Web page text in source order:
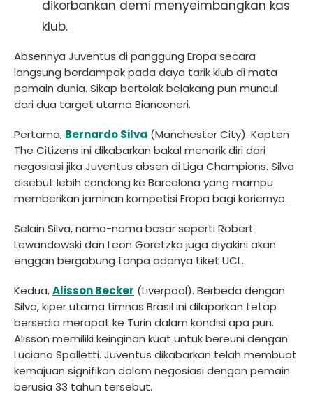
dikorbankan demi menyeimbangkan kas
klub.
Absennya Juventus di panggung Eropa secara
langsung berdampak pada daya tarik klub di mata
pemain dunia. Sikap bertolak belakang pun muncul
dari dua target utama Bianconeri.
Pertama, Bernardo Silva (Manchester City). Kapten
The Citizens ini dikabarkan bakal menarik diri dari
negosiasi jika Juventus absen di Liga Champions. Silva
disebut lebih condong ke Barcelona yang mampu
memberikan jaminan kompetisi Eropa bagi kariernya.
Selain Silva, nama-nama besar seperti Robert
Lewandowski dan Leon Goretzka juga diyakini akan
enggan bergabung tanpa adanya tiket UCL.
Kedua,Alisson Becker (Liverpool). Berbeda dengan
Silva, kiper utama timnas Brasil ini dilaporkan tetap
bersedia merapat ke Turin dalam kondisi apa pun.
Alisson memiliki keinginan kuat untuk bereuni dengan
Luciano Spalletti. Juventus dikabarkan telah membuat
kemajuan signifikan dalam negosiasi dengan pemain
berusia 33 tahun tersebut.